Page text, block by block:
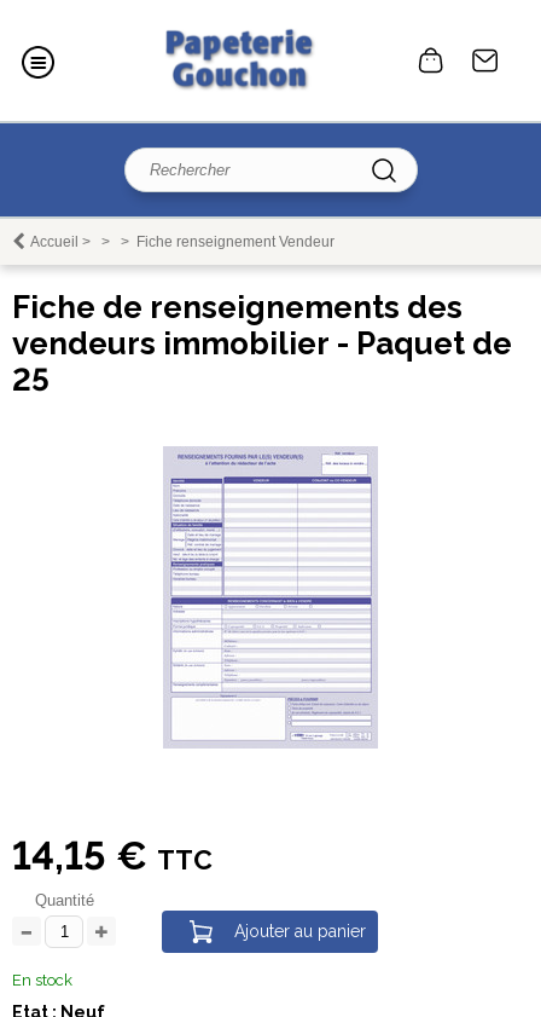
Accueil > > > Fiche renseignement Vendeur
Fiche de renseignements des
vendeurs immobilier - Paquet de
25
14,15 € TTC
Quantité
Ajouter au panier
En stock
Etat : Neuf